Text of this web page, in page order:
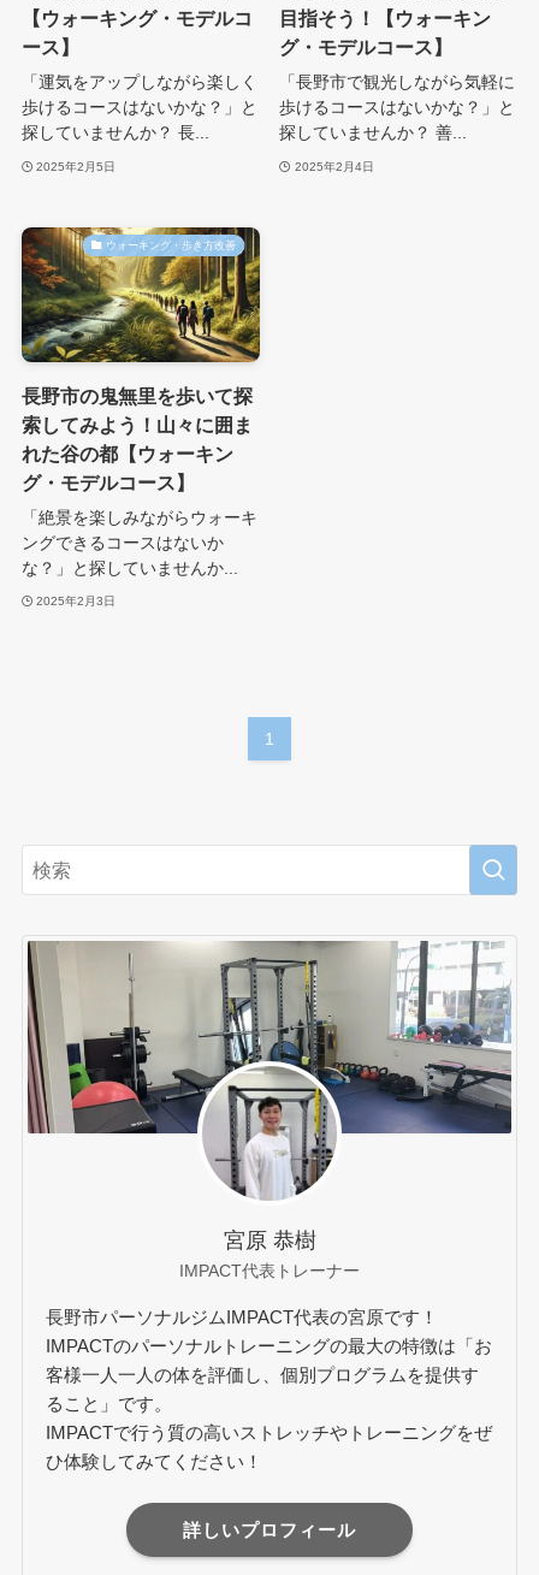
【ウォーキング・モデルコ
ース】
「運気をアップしながら楽しく
歩けるコースはないかな？」と
探していませんか？ 長...
2025年2月5日
目指そう！【ウォーキン
グ・モデルコース】
「長野市で観光しながら気軽に
歩けるコースはないかな？」と
探していませんか？ 善...
2025年2月4日
ウォーキング・歩き方改善
長野市の鬼無里を歩いて探
索してみよう！山々に囲ま
れた谷の都【ウォーキン
グ・モデルコース】
「絶景を楽しみながらウォーキ
ングできるコースはないか
な？」と探していませんか...
2025年2月3日
1
宮原 恭樹
IMPACT代表トレーナー
長野市パーソナルジムIMPACT代表の宮原です！
IMPACTのパーソナルトレーニングの最大の特徴は「お
客様一人一人の体を評価し、個別プログラムを提供す
ること」です。
IMPACTで行う質の高いストレッチやトレーニングをぜ
ひ体験してみてください！
詳しいプロフィール